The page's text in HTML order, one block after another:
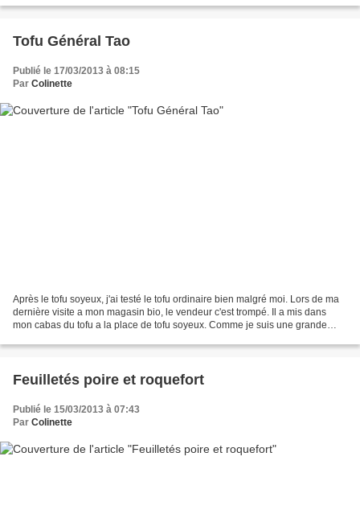
Tofu Général Tao
Publié le 17/03/2013 à 08:15
Par Colinette
Après le tofu soyeux, j'ai testé le tofu ordinaire bien malgré moi. Lors de ma
dernière visite a mon magasin bio, le vendeur c'est trompé. Il a mis dans
mon cabas du tofu a la place de tofu soyeux. Comme je suis une grande
Feuilletés poire et roquefort
Publié le 15/03/2013 à 07:43
Par Colinette